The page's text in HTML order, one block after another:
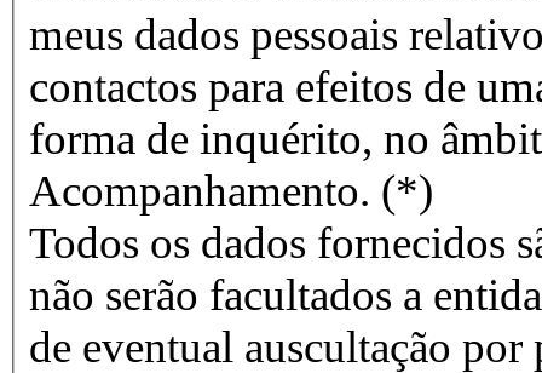
meus dados pessoais
contactos para efeitos de
forma de inquérito, no
Acompanhamento. (*)
Todos os dados fornecidos
não serão facultados a
de eventual auscultação